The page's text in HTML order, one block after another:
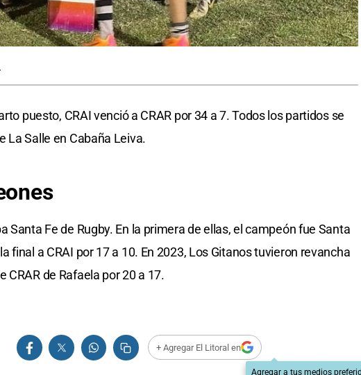
puesto, CRAI venció a CRAR por 34 a 7. Todos los partidos se
La Salle en Cabaña Leiva.
Santa Fe de Rugby. En la primera de ellas, el campeón fue Santa
final a CRAI por 17 a 10. En 2023, Los Gitanos tuvieron revancha
CRAR de Rafaela por 20 a 17.
+ Agregar El Litoral en
Agregar a tus medios